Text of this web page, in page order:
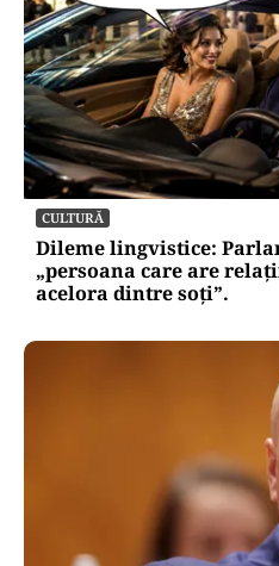
CULTURĂ
Dileme lingvistice:
„persoana care are
acelora dintre soți”.